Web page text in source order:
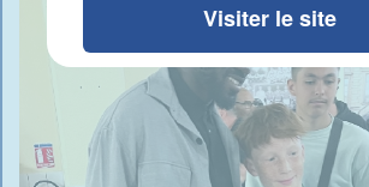
Visiter le site